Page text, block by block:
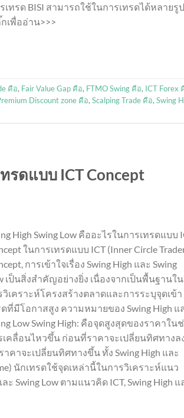
ทรด BISI สามารถใช้ในการเทรดได้หลายรูป
เพื่ออ่าน>>>
คือ, Fair Value Gap คือ, FTMO Swing คือ, ICT Forex
Discount zone คือ, Scalping Trade คือ, Swing
รดแบบ ICT Concept
High Swing Low คืออะไรในการเทรดแบบ
ในการเทรดแบบ ICT (Inner Circle
การเข้าใจเรื่อง Swing High และ Swing
เป็นสิ่งสำคัญอย่างยิ่ง เนื่องจากเป็นพื้นฐานใน
วิเคราะห์โครงสร้างตลาดและการระบุจุดเข้า
ดที่มีโอกาสสูง ความหมายของ Swing High แ
Low Swing High: คือจุดสูงสุดของราคาใน
เคลื่อนไหวขึ้น ก่อนที่ราคาจะเปลี่ยนทิศทางล
คาจะเปลี่ยนทิศทางขึ้น ทั้ง Swing High และ
นักเทรดใช้จุดเหล่านี้ในการวิเคราะห์แนว
Swing Low ตามแนวคิด ICT, Swing High แ